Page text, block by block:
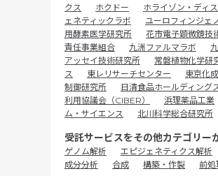
クス
ホクドー ホライゾン・ディ
ェネティックラボ
ユーロフィンジェ
用酵素医学研究所
花市電子顕微鏡技
責任事業組合
九洲ファルマラボ
アッセイ技術研究所
常磐植物化学研
ス
東レリサーチセンター 東京化
制御研究所
日清食品ホールディング
利用協議会（CIBER）
浜理薬品工業
ム・サイエンス
北川科学総合研究所
受託サービスをその他カテゴリー
ゲノム解析 エピジェネティクス解析
成分分析
合成 構築・作製 前